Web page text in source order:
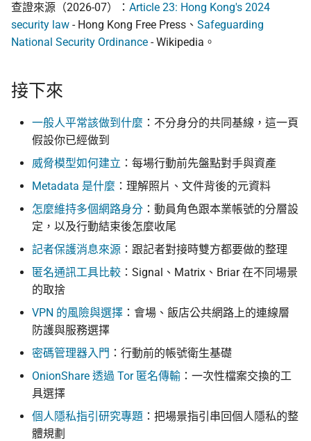
查證來源（2026-07）： Article 23: Hong Kong's 2024
security law - Hong Kong Free Press、 Safeguarding
National Security Ordinance - Wikipedia。
接下來
一般人平常該做到什麼 ：不分身分的共同基線，這一頁
假設你已經做到
威脅模型如何建立 ：每場行動前先盤點對手與資產
Metadata 是什麼 ：理解照片、文件背後的元資料
怎麼維持多個網路身分 ：動員角色跟本業帳號的分層設
定，以及行動結束後怎麼收尾
記者保護消息來源 ：跟記者對接時雙方都要做的整理
匿名通訊工具比較 ：Signal、Matrix、Briar 在不同場景
的取捨
VPN 的風險與選擇 ：會場、飯店公共網路上的連線層
防護與服務選擇
密碼管理器入門 ：行動前的帳號衛生基礎
OnionShare 透過 Tor 匿名傳輸 ：一次性檔案交換的工
具選擇
個人隱私指引研究專題 ：把場景指引串回個人隱私的整
體規劃